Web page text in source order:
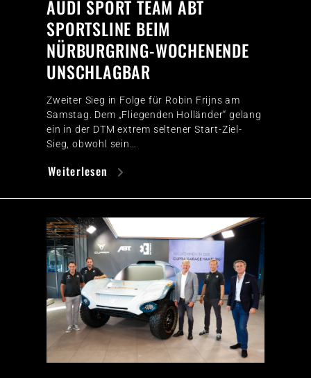
AUDI SPORT TEAM ABT
SPORTSLINE BEIM
NÜRBURGRING-WOCHENENDE
UNSCHLAGBAR
Zweiter Sieg in Folge für Robin Frijns am
Samstag. Dem „Fliegenden Holländer“ gelang
ein in der DTM extrem seltener Start-Ziel-
Sieg, obwohl sein…
Weiterlesen